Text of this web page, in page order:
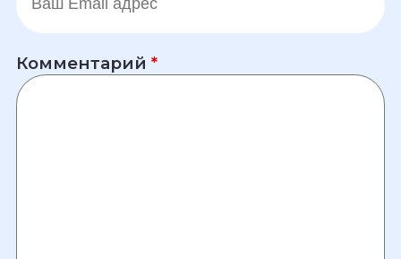
Комментарий *